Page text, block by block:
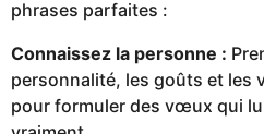
phrases parfaites :
Connaissez la personne :
personnalité, les goûts et les
pour formuler des vœux qui